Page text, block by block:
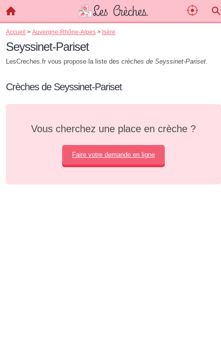
Accueil > Auvergne-Rhône-Alpes > Isère
Seyssinet-Pariset
LesCreches.fr vous propose la liste des crèches de Seyssinet-Pariset.
Crèches de Seyssinet-Pariset
Vous cherchez une place en crèche ?
Faire votre demande en ligne